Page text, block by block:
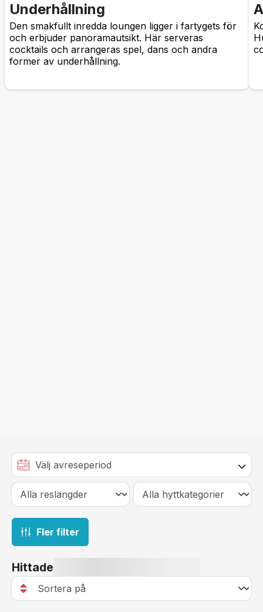
Underhållning
Den smakfullt inredda loungen ligger i fartygets för
och erbjuder panoramautsikt. Här serveras
cocktails och arrangeras spel, dans och andra
former av underhållning.
Fler filter
Hittade